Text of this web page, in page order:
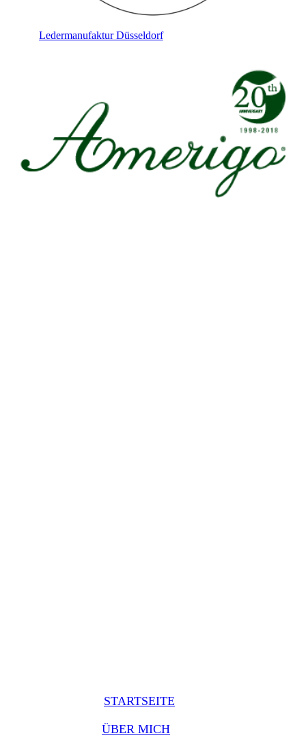
Ledermanufaktur Düsseldorf
STARTSEITE
ÜBER MICH